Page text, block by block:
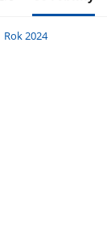
Rok 2024